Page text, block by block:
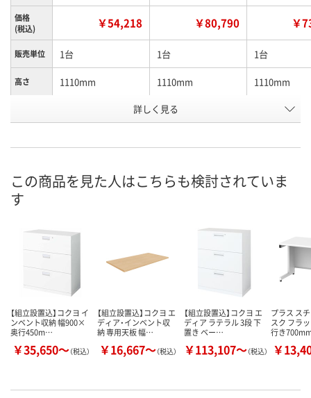
価格
(税込)
￥54,218 ￥80,790 ￥
販売単位 1台 1台 1台
高さ 1110mm 1110mm 1110mm
両開き／片開き扉タ
イプ
引違い扉タイプ 引違い扉タ
お申込番
在庫 直送品 直送品 直送品
カゴへ カ
詳しく見る
この商品を見た人はこちらも検討されていま
す
【組立設置込】コクヨ イ
ンベント収納 幅900×
奥行450m…
￥35,650～（税込）
【組立設置込】コクヨ エ
ディア・インベント収
納 専用天板 幅…
￥16,667～（税込）
【組立設置込】コクヨ エ
ディア ラテラル 3段 下
置き ベー…
￥113,107～（税込）
プラス ス
スク フラ
行き
￥